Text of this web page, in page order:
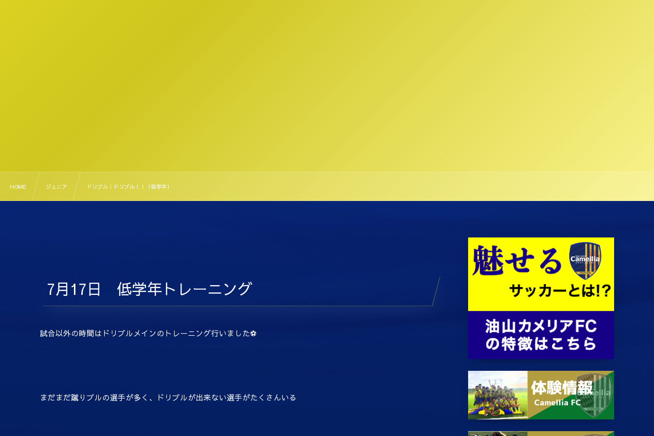
HOME ジュニア ドリブル！ドリブル！！（低学年）
7月17日 低学年トレーニング
試合以外の時間はドリブルメインのトレーニング行いました⚽
まだまだ蹴りブルの選手が多く、ドリブルが出来ない選手がたくさんいる